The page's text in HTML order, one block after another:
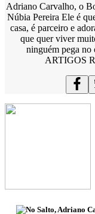
Adriano Carvalho, o
Núbia Pereira Ele é
casa, é parceiro e
que quer viver
ninguém pega
ARTIGOS